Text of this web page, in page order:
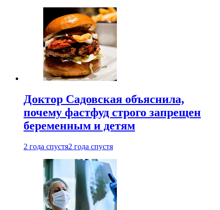
Доктор Садовская объяснила,
почему фастфуд строго запрещен
беременным и детям
2 года спустя2 года спустя